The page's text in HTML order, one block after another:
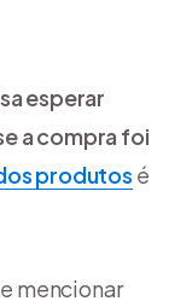
esperar
a compra foi
produtos é
mencionar